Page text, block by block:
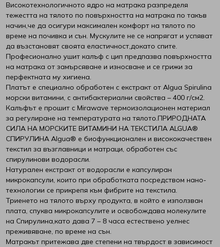
Високотехнологичното ядро на матрака разпределя
тежестта на тялото по повърхността на матрака по такъв
начин,че да осигури максимален комфорт на тялото по
време на почивка и сън. Мускулите не се напрягат и успяват
да възстановят своята еластичност,докато спите.
Професионално ушит калъф с цип предпазва повърхността
на матрака от замърсяване и износване и се грижи за
перфектната му хигиена.
Платът е специално обработен с екстракт от Algua Spirulina
морски витамини, с антибактериални свойства – 400 г/см2.
Калъфът е прошит с Mirawave термоизолационен материал
за регулиране на температурата на тялото.ПРИРОДНАТА
СИЛА НА МОРСКИТЕ ВИТАМИНИ НА ТЕКСТИЛА ALGUA®
СПИРУЛИНА Algua® е биофункционален и висококачествен
текстил за възглавници и матраци, обработен със
спирулинови водорасли.
Натурален екстракт от водорасли е капсулиран
микрокапсули, които при обработката посредством нано-
технологии се прикрепя към фибрите на текстила.
Триенето на тялото върху продукта, в който е използван
плата, спуква микрокапсулите и освобождава молекулите
на Спирулина,като дава 7 – 8 часа естествено уелнес
преживяване, по време на сън.
Матракът притежава две степени на твърдост в зависимост
Yataks
Блян
Велфонт
Геномакс
Екомебел
Иввекс
Интерматрак
Ирим
Латекс
Мебели Mob